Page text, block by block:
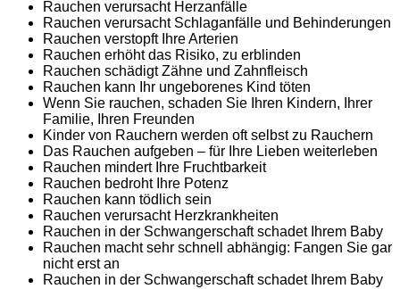
Rauchen verursacht Herzanfälle
Rauchen verursacht Schlaganfälle und Behinderungen
Rauchen verstopft Ihre Arterien
Rauchen erhöht das Risiko, zu erblinden
Rauchen schädigt Zähne und Zahnfleisch
Rauchen kann Ihr ungeborenes Kind töten
Wenn Sie rauchen, schaden Sie Ihren Kindern, Ihrer
Familie, Ihren Freunden
Kinder von Rauchern werden oft selbst zu Rauchern
Das Rauchen aufgeben – für Ihre Lieben weiterleben
Rauchen mindert Ihre Fruchtbarkeit
Rauchen bedroht Ihre Potenz
Rauchen kann tödlich sein
Rauchen verursacht Herzkrankheiten
Rauchen in der Schwangerschaft schadet Ihrem Baby
Rauchen macht sehr schnell abhängig: Fangen Sie gar
nicht erst an
Rauchen in der Schwangerschaft schadet Ihrem Baby